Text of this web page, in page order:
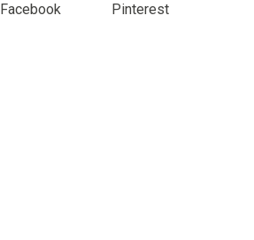
Facebook Pinterest